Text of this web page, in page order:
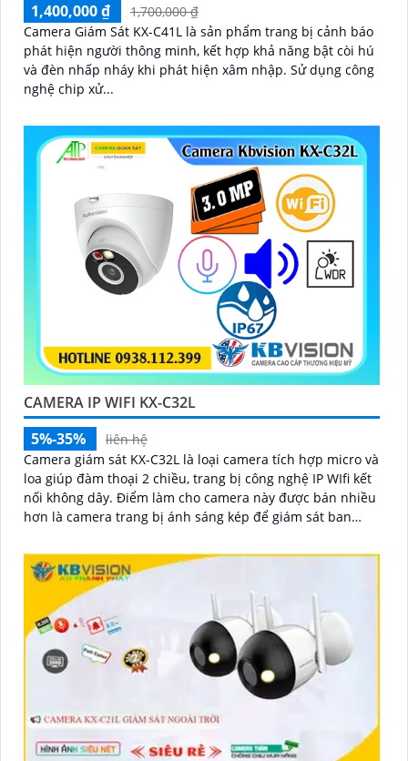
1,400,000 ₫
1,700,000 ₫
Camera Giám Sát KX-C41L là sản phẩm trang bị cảnh báo
phát hiện người thông minh, kết hợp khả năng bật còi hú
và đèn nhấp nháy khi phát hiện xâm nhập. Sử dụng công
nghệ chip xử...
CAMERA IP WIFI KX-C32L
5%-35%
liên hệ
Camera giám sát KX-C32L là loại camera tích hợp micro và
loa giúp đàm thoại 2 chiều, trang bị công nghệ IP WIfi kết
nối không dây. Điểm làm cho camera này được bán nhiều
hơn là camera trang bị ánh sáng kép để giám sát ban